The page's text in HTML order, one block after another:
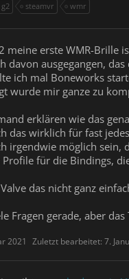
steamvr wmr
meine erste WMR-Brille
davon ausgegangen,
ich mal Boneworks
wurde mir ganze zu
erklären wie das
das wirklich für fast
irgendwie möglich sein,
Profile für die Bindings,
das nicht ganz
Fragen gerade, aber
2021 Zuletzt bearbeitet: 7.